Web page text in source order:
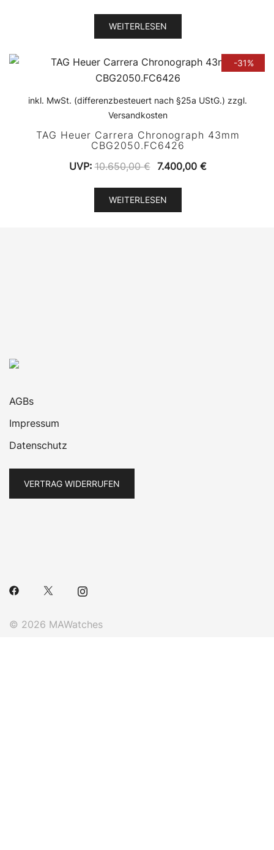
WEITERLESEN
-31%
inkl. MwSt. (differenzbesteuert nach §25a UStG.) zzgl.
Versandkosten
TAG Heuer Carrera Chronograph 43mm
CBG2050.FC6426
UVP: 10.650,00€ Ursprünglicher
war:
10.650,00 €
7.400,00 €Aktueller
WEITERLESEN
AGBs
Impressum
Datenschutz
VERTRAG WIDERRUFEN
© 2026 MAWatches